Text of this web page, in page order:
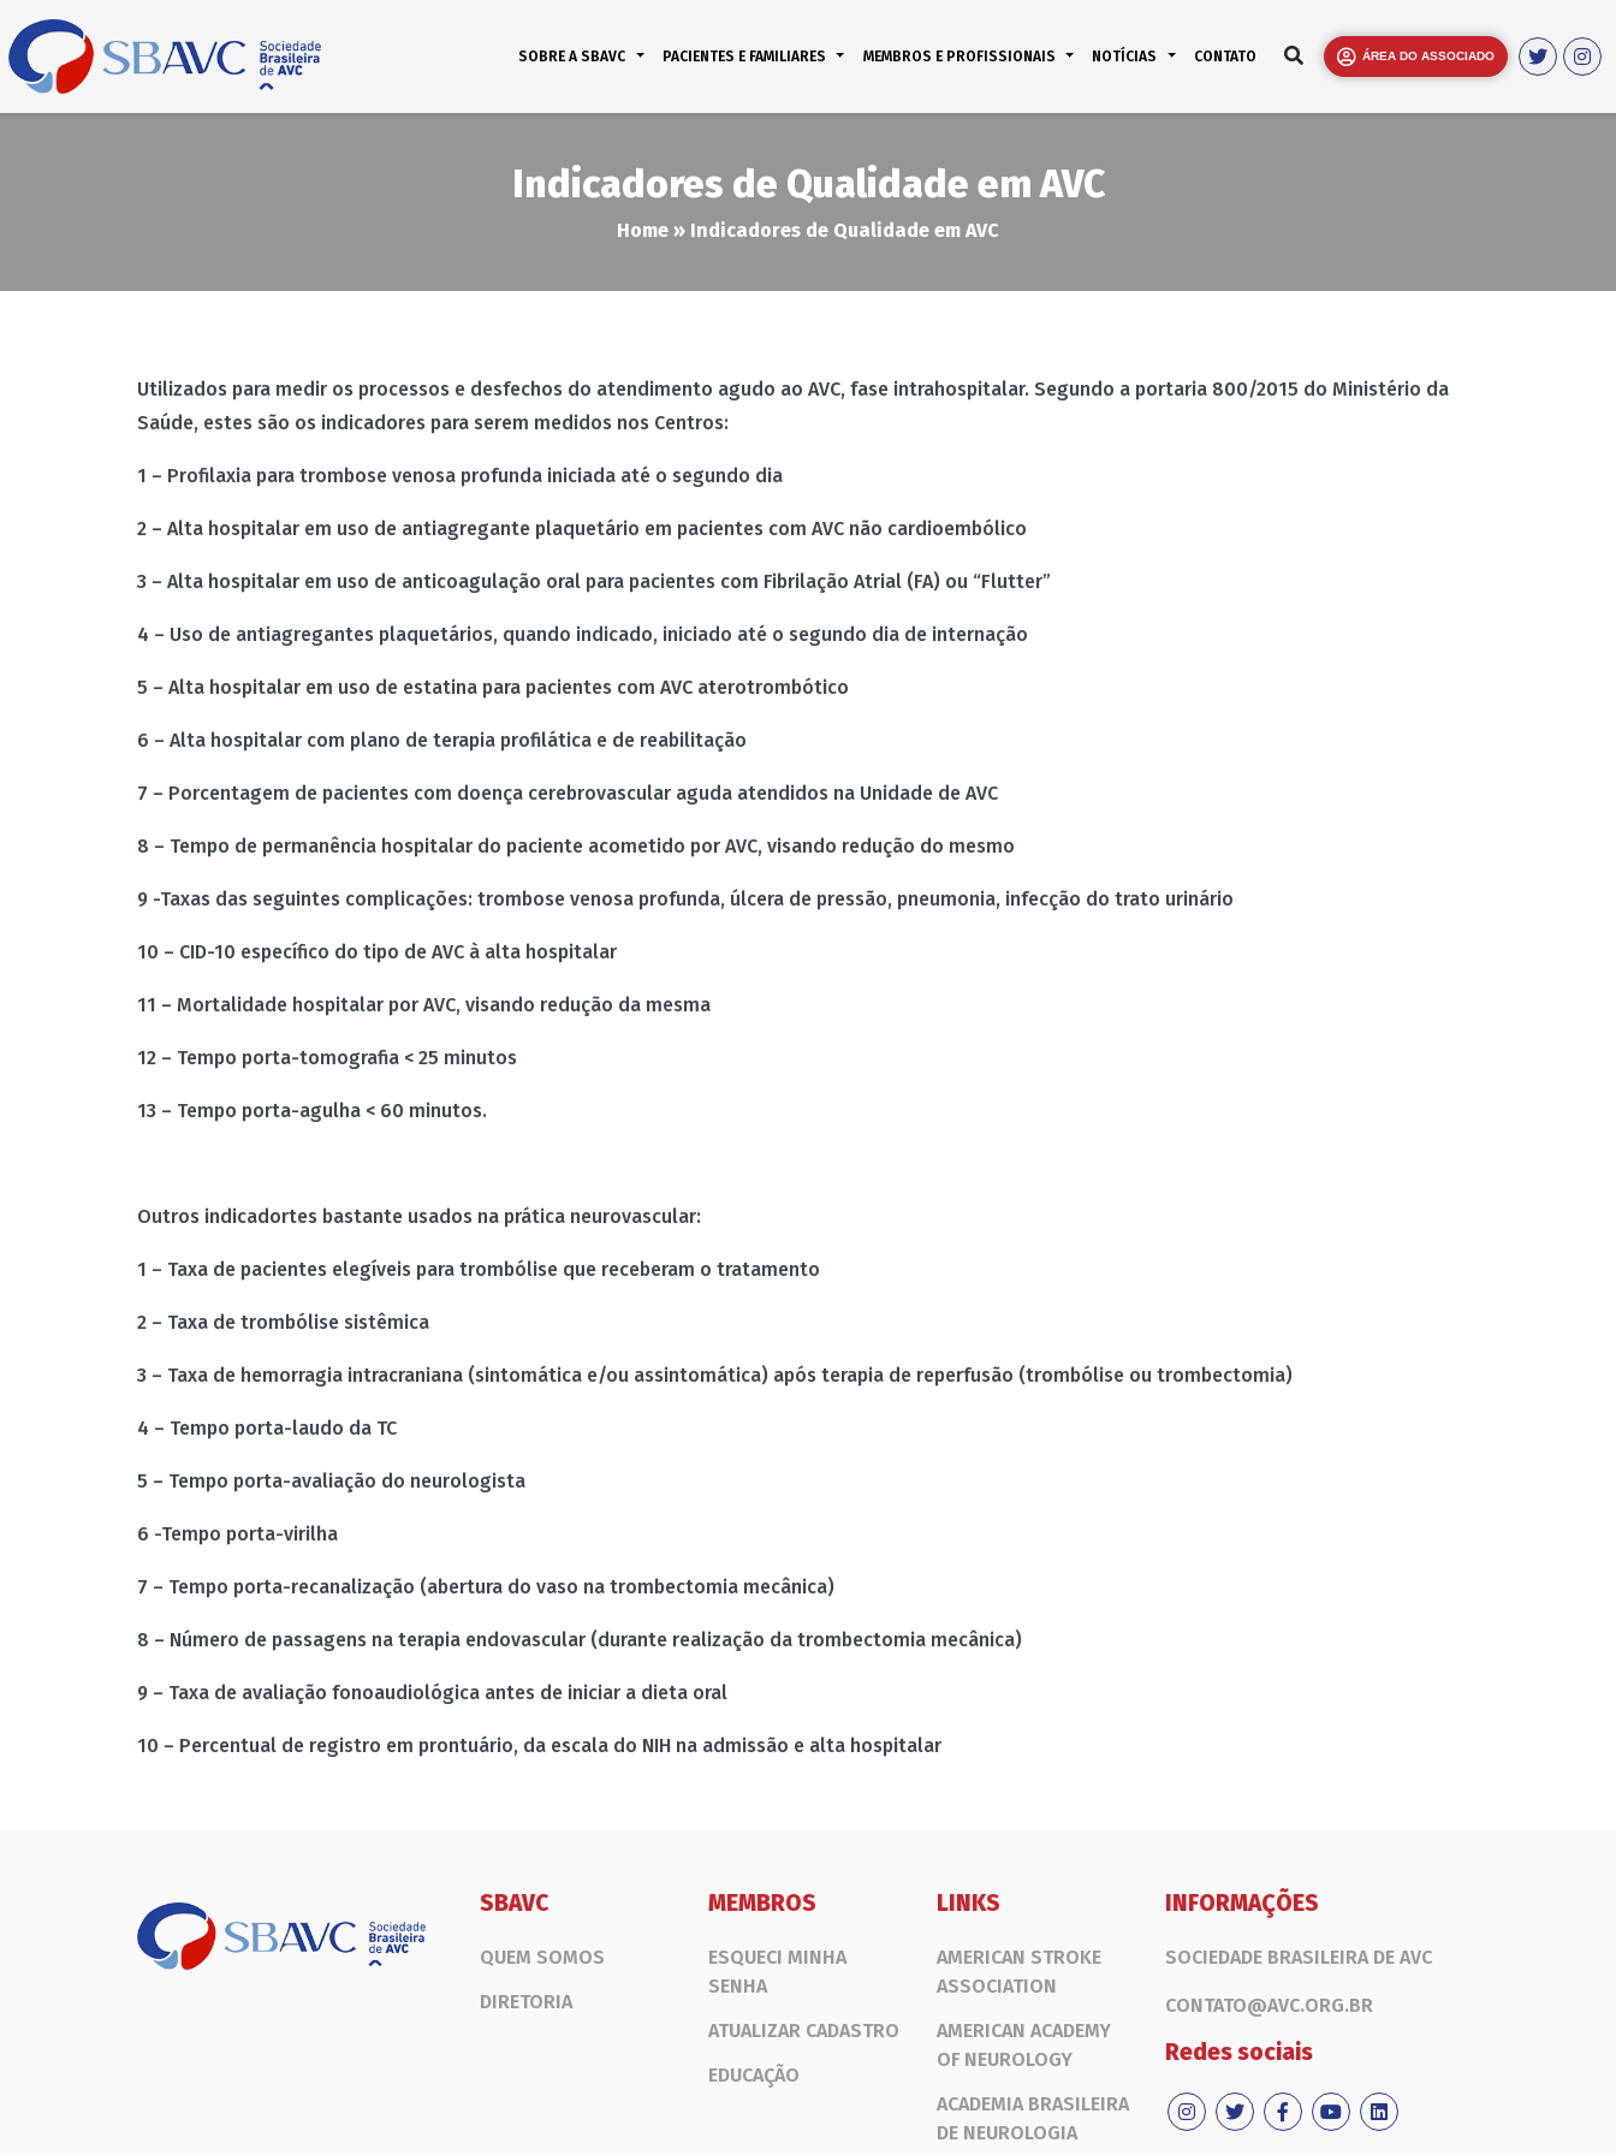
SOBRE A SBAVC PACIENTES E FAMILIARES MEMBROS E PROFISSIONAIS NOTÍCIAS CONTATO ÁREA DO ASSOCIADO
Indicadores de Qualidade em AVC
Home » Indicadores de Qualidade em AVC
Utilizados para medir os processos e desfechos do atendimento agudo ao AVC, fase intrahospitalar. Segundo a portaria 800/2015 do Ministério da
Saúde, estes são os indicadores para serem medidos nos Centros:
1 – Profilaxia para trombose venosa profunda iniciada até o segundo dia
2 – Alta hospitalar em uso de antiagregante plaquetário em pacientes com AVC não cardioembólico
3 – Alta hospitalar em uso de anticoagulação oral para pacientes com Fibrilação Atrial (FA) ou “Flutter”
4 – Uso de antiagregantes plaquetários, quando indicado, iniciado até o segundo dia de internação
5 – Alta hospitalar em uso de estatina para pacientes com AVC aterotrombótico
6 – Alta hospitalar com plano de terapia profilática e de reabilitação
7 – Porcentagem de pacientes com doença cerebrovascular aguda atendidos na Unidade de AVC
8 – Tempo de permanência hospitalar do paciente acometido por AVC, visando redução do mesmo
9 -Taxas das seguintes complicações: trombose venosa profunda, úlcera de pressão, pneumonia, infecção do trato urinário
10 – CID-10 específico do tipo de AVC à alta hospitalar
11 – Mortalidade hospitalar por AVC, visando redução da mesma
12 – Tempo porta-tomografia < 25 minutos
13 – Tempo porta-agulha < 60 minutos.
Outros indicadortes bastante usados na prática neurovascular:
1 – Taxa de pacientes elegíveis para trombólise que receberam o tratamento
2 – Taxa de trombólise sistêmica
3 – Taxa de hemorragia intracraniana (sintomática e/ou assintomática) após terapia de reperfusão (trombólise ou trombectomia)
4 – Tempo porta-laudo da TC
5 – Tempo porta-avaliação do neurologista
6 -Tempo porta-virilha
7 – Tempo porta-recanalização (abertura do vaso na trombectomia mecânica)
8 – Número de passagens na terapia endovascular (durante realização da trombectomia mecânica)
9 – Taxa de avaliação fonoaudiológica antes de iniciar a dieta oral
10 – Percentual de registro em prontuário, da escala do NIH na admissão e alta hospitalar
SBAVC
QUEM SOMOS
DIRETORIA
MEMBROS
ESQUECI MINHA
SENHA
ATUALIZAR CADASTRO
EDUCAÇÃO
LINKS
AMERICAN STROKE
ASSOCIATION
AMERICAN ACADEMY
OF NEUROLOGY
ACADEMIA BRASILEIRA
DE NEUROLOGIA
INFORMAÇÕES
SOCIEDADE BRASILEIRA DE AVC
CONTATO@AVC.ORG.BR
Redes sociais